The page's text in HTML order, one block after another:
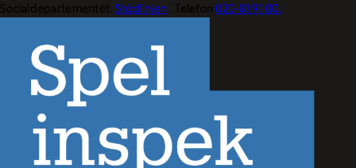
Socialdepartementet. Stödlinjen. Telefon020-81 91 00.